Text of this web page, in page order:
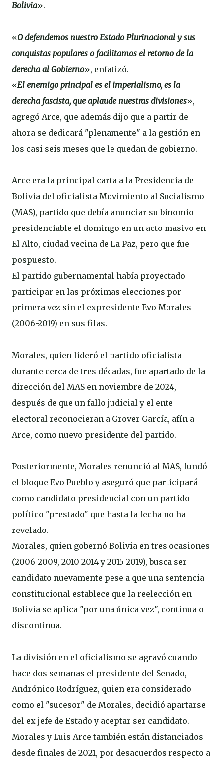
Bolivia».
«O defendemos nuestro Estado Plurinacional y sus
conquistas populares o facilitamos el retorno de la
derecha al Gobierno», enfatizó.
«El enemigo principal es el imperialismo, es la
derecha fascista, que aplaude nuestras divisiones»,
agregó Arce, que además dijo que a partir de
ahora se dedicará "plenamente" a la gestión en
los casi seis meses que le quedan de gobierno.
Arce era la principal carta a la Presidencia de
Bolivia del oficialista Movimiento al Socialismo
(MAS), partido que debía anunciar su binomio
presidenciable el domingo en un acto masivo en
El Alto, ciudad vecina de La Paz, pero que fue
pospuesto.
El partido gubernamental había proyectado
participar en las próximas elecciones por
primera vez sin el expresidente Evo Morales
(2006-2019) en sus filas.
Morales, quien lideró el partido oficialista
durante cerca de tres décadas, fue apartado de la
dirección del MAS en noviembre de 2024,
después de que un fallo judicial y el ente
electoral reconocieran a Grover García, afín a
Arce, como nuevo presidente del partido.
Posteriormente, Morales renunció al MAS, fundó
el bloque Evo Pueblo y aseguró que participará
como candidato presidencial con un partido
político "prestado" que hasta la fecha no ha
revelado.
Morales, quien gobernó Bolivia en tres ocasiones
(2006-2009, 2010-2014 y 2015-2019), busca ser
candidato nuevamente pese a que una sentencia
constitucional establece que la reelección en
Bolivia se aplica "por una única vez", continua o
discontinua.
La división en el oficialismo se agravó cuando
hace dos semanas el presidente del Senado,
Andrónico Rodríguez, quien era considerado
como el "sucesor" de Morales, decidió apartarse
del ex jefe de Estado y aceptar ser candidato.
Morales y Luis Arce también están distanciados
desde finales de 2021, por desacuerdos respecto a